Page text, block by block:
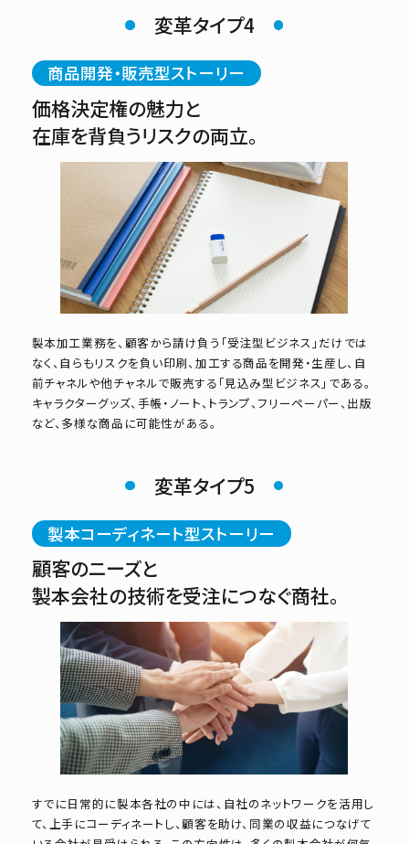
変革タイプ4
商品開発・販売型ストーリー
価格決定権の魅力と
在庫を背負うリスクの両立。
製本加工業務を、顧客から請け負う「受注型ビジネス」だけでは
なく、自らもリスクを負い印刷、加工する商品を開発・生産し、自
前チャネルや他チャネルで販売する「見込み型ビジネス」である。
キャラクターグッズ、手帳・ノート、トランプ、フリーペーパー、出版
など、多様な商品に可能性がある。
変革タイプ5
製本コーディネート型ストーリー
顧客のニーズと
製本会社の技術を受注につなぐ商社。
すでに日常的に製本各社の中には、自社のネットワークを活用し
て、上手にコーディネートし、顧客を助け、同業の収益につなげて